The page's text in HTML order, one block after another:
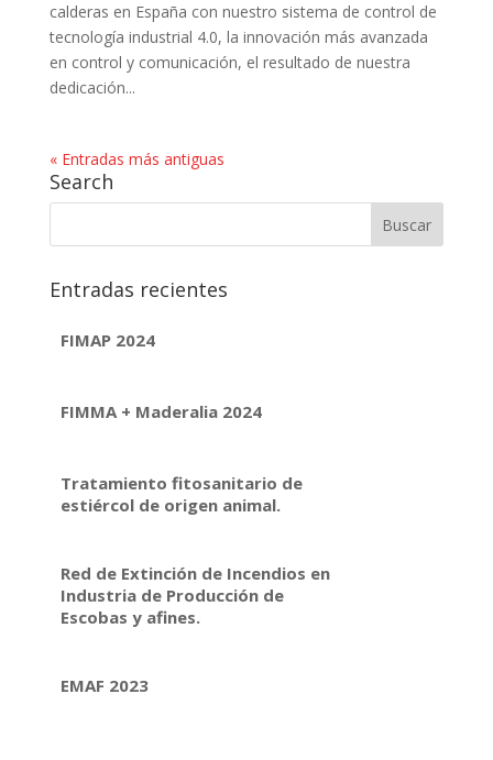
calderas en España con nuestro sistema de control de
tecnología industrial 4.0, la innovación más avanzada
en control y comunicación, el resultado de nuestra
dedicación...
« Entradas más antiguas
Search
Entradas recientes
FIMAP 2024
FIMMA + Maderalia 2024
Tratamiento fitosanitario de
estiércol de origen animal.
Red de Extinción de Incendios en
Industria de Producción de
Escobas y afines.
EMAF 2023